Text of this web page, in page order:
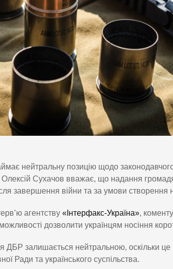
нейтральну позицію щодо
Сухачов вважає, що надання
завершення війни та за умови створення
агентству «Інтерфакс-Україна»,
дозволити українцям носіння
ДБР залишається нейтральною, оскільки це
Ради та українського суспільства.